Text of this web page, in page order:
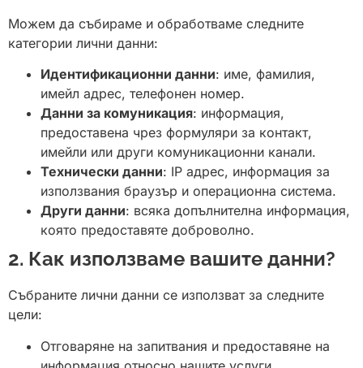
Можем да събираме и обработваме следните
категории лични данни:
Идентификационни данни: име, фамилия,
имейл адрес, телефонен номер.
Данни за комуникация: информация,
предоставена чрез формуляри за контакт,
имейли или други комуникационни канали.
Технически данни: IP адрес, информация за
използвания браузър и операционна система.
Други данни: всяка допълнителна информация,
която предоставяте доброволно.
2. Как използваме вашите данни?
Събраните лични данни се използват за следните
цели:
Отговаряне на запитвания и предоставяне на